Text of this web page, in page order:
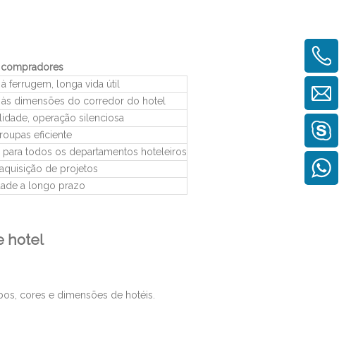
à ferrugem, longa vida útil
dimensões do corredor do hotel
operação silenciosa
eficiente
todos os departamentos hoteleiros
de projetos
a longo prazo
hotel
cores e dimensões de hotéis.